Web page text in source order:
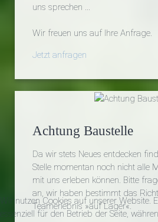
uns sprechen ...
Wir freuen uns auf Ihre Anfrage.
Jetzt anfragen
Achtung Baustelle
Da wir stets Neues entdecken
Stelle momentan noch nicht alle
mit uns erleben können. Bitte
an, wir haben bestimmt das
Teamerlebnis »auf Lager«.
Wir nutzen Cookies auf unserer Website.
essenziell für den Betrieb der Seite,